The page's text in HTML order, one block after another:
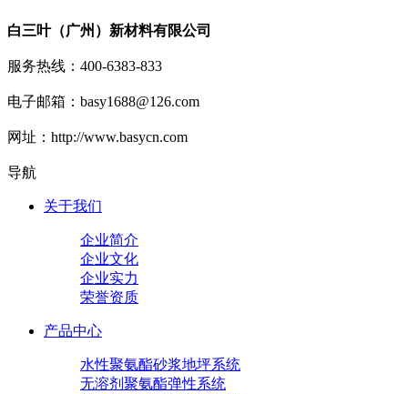
白三叶（广州）新材料有限公司
服务热线：400-6383-833
电子邮箱：basy1688@126.com
网址：http://www.basycn.com
导航
关于我们
企业简介
企业文化
企业实力
荣誉资质
产品中心
水性聚氨酯砂浆地坪系统
无溶剂聚氨酯弹性系统